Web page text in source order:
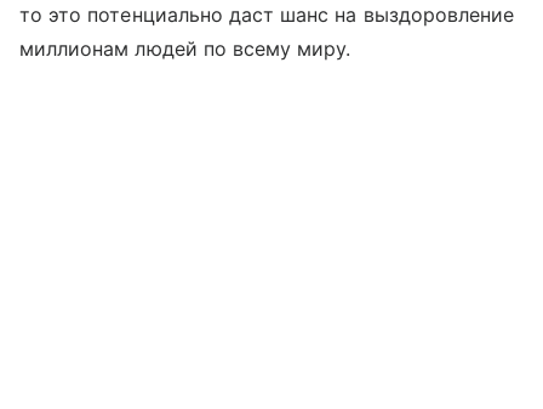
то это потенциально даст шанс на выздоровление
миллионам людей по всему миру.